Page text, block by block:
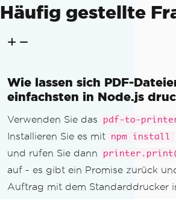
Häufig gestellte
Wie lassen sich PDF-
einfachsten in Node.js
Verwenden Sie das pdf-to-
Installieren Sie es mit
npm
und rufen Sie dann
auf - es gibt ein Promise zurück
Auftrag mit dem Standarddrucker